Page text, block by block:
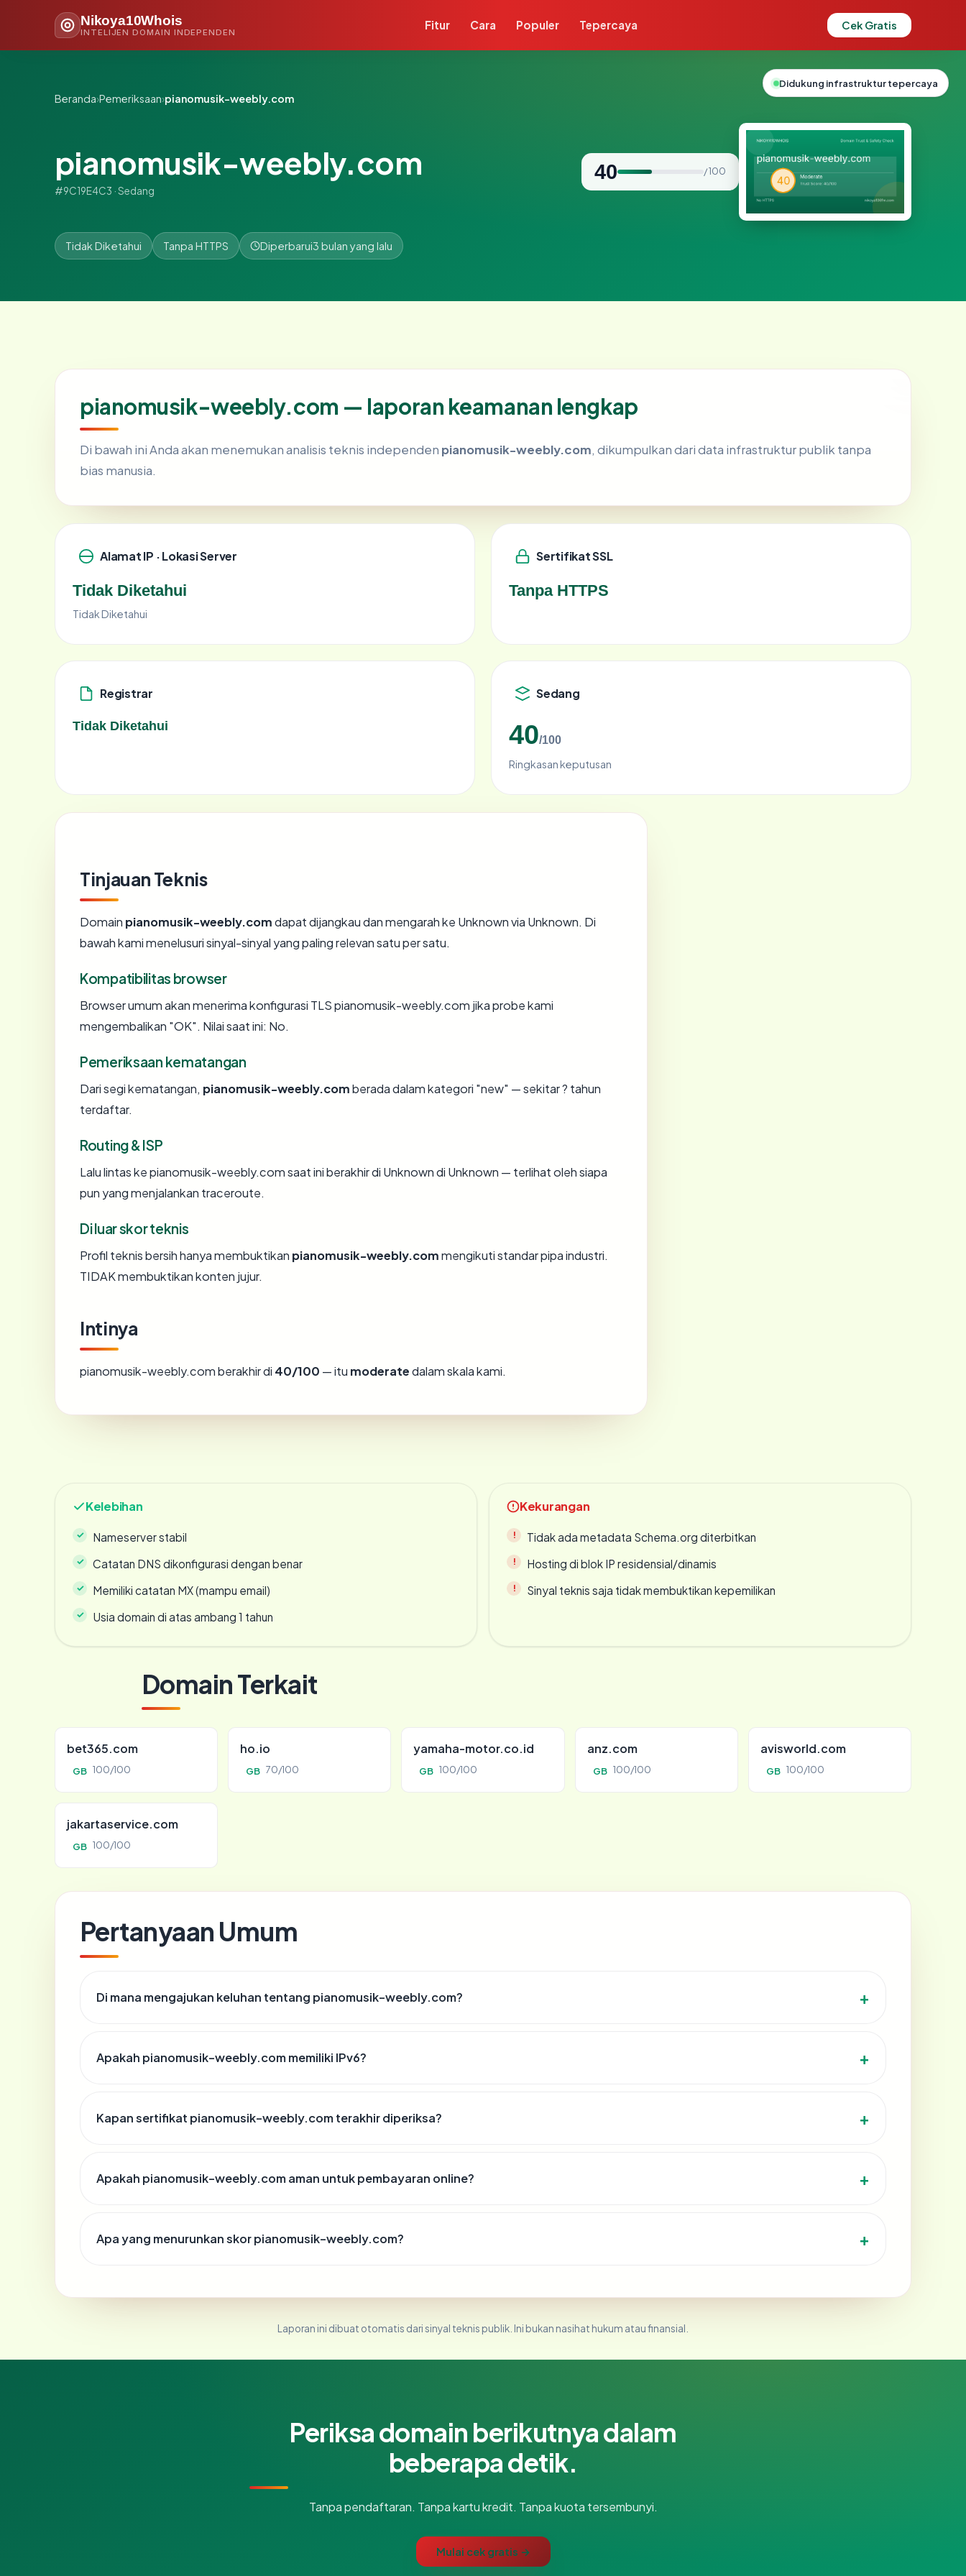
Nikoya10Whois
INTELIJEN DOMAIN INDEPENDEN
Fitur Cara Populer Tepercaya Cek Gratis
Beranda›Pemeriksaan›pianomusik-weebly.com
pianomusik-weebly.com
#9C19E4C3 · Sedang
40 / 100
Tidak Diketahui Tanpa HTTPS Diperbarui3 bulan yang lalu
pianomusik-weebly.com — laporan keamanan lengkap
Di bawah ini Anda akan menemukan analisis teknis independen pianomusik-weebly.com, dikumpulkan dari data infrastruktur publik tanpa
bias manusia.
Alamat IP · Lokasi Server
Tidak Diketahui
Tidak Diketahui
Sertifikat SSL
Tanpa HTTPS
Registrar
Tidak Diketahui
Sedang
40/100
Ringkasan keputusan
Tinjauan Teknis
Domain pianomusik-weebly.comdapat dijangkau dan mengarah ke Unknown via Unknown. Di
bawah kami menelusuri sinyal-sinyal yang paling relevan satu per satu.
Kompatibilitas browser
Browser umum akan menerima konfigurasi TLS pianomusik-weebly.com jika probe kami
mengembalikan "OK". Nilai saat ini: No.
Pemeriksaan kematangan
Dari segi kematangan, pianomusik-weebly.comberada dalam kategori "new" — sekitar ? tahun
terdaftar.
Routing & ISP
Lalu lintas ke pianomusik-weebly.com saat ini berakhir di Unknown di Unknown — terlihat oleh siapa
pun yang menjalankan traceroute.
Di luar skor teknis
Profil teknis bersih hanya membuktikan pianomusik-weebly.commengikuti standar pipa industri.
TIDAK membuktikan konten jujur.
Intinya
pianomusik-weebly.com berakhir di 40/100 — itu moderatedalam skala kami.
Kelebihan
Nameserver stabil
Catatan DNS dikonfigurasi dengan benar
Memiliki catatan MX (mampu email)
Usia domain di atas ambang 1 tahun
Kekurangan
Tidak ada metadata Schema.org diterbitkan
Hosting di blok IP residensial/dinamis
Sinyal teknis saja tidak membuktikan kepemilikan
Domain Terkait
bet365.com
GB 100/100
ho.io
GB 70/100
yamaha-motor.co.id
GB 100/100
anz.com
GB 100/100
avisworld.com
GB 100/100
jakartaservice.com
GB 100/100
Pertanyaan Umum
Di mana mengajukan keluhan tentang pianomusik-weebly.com?
Apakah pianomusik-weebly.com memiliki IPv6?
Kapan sertifikat pianomusik-weebly.com terakhir diperiksa?
Apakah pianomusik-weebly.com aman untuk pembayaran online?
Apa yang menurunkan skor pianomusik-weebly.com?
Laporan ini dibuat otomatis dari sinyal teknis publik. Ini bukan nasihat hukum atau finansial.
Periksa domain berikutnya dalam
beberapa detik.
Tanpa pendaftaran. Tanpa kartu kredit. Tanpa kuota tersembunyi.
Mulai cek gratis →
Didukung infrastruktur tepercaya